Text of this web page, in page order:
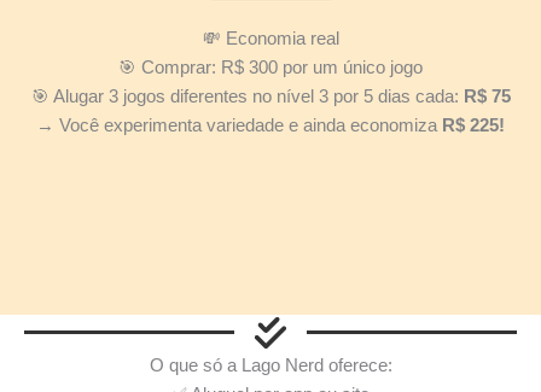
💸 Economia real
🎯 Comprar: R$ 300 por um único jogo
🎯 Alugar 3 jogos diferentes no nível 3 por 5 dias cada: R$ 75
→ Você experimenta variedade e ainda economiza R$ 225!
O que só a Lago Nerd oferece: